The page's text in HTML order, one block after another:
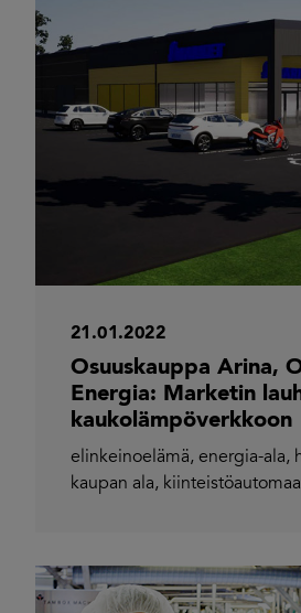
21.01.2022
Osuuskauppa Arina,
Energia: Marketin
kaukolämpöverkkoon
elinkeinoelämä, energia-ala,
kaupan ala,